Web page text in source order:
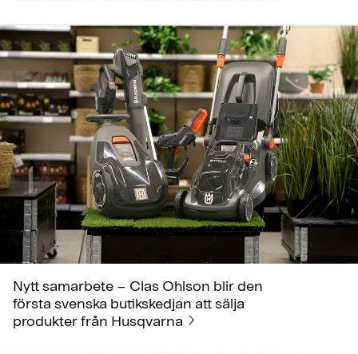
Nytt samarbete – Clas Ohlson blir den
första svenska butikskedjan att sälja
produkter från Husqvarna